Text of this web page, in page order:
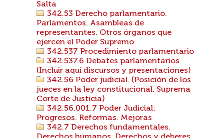
Salta
342.53 Derecho parlamentario.
Parlamentos. Asambleas de
representantes. Otros órganos que
ejercen el Poder Supremo
342.537 Procedimiento parlamentario
342.537.6 Debates parlamentarios
(Incluir aquí discursos y presentaciones)
342.56 Poder judicial. (Posición de los
jueces en la ley constitucional. Suprema
Corte de Justicia)
342.56.001.7 Poder Judicial:
Progresos. Reformas. Mejoras
342.7 Derechos fundamentales.